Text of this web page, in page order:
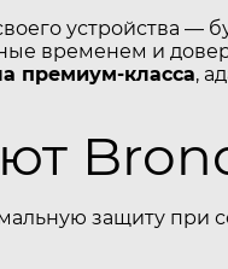
устройства —
временем и
премиум-класса,
защиту при